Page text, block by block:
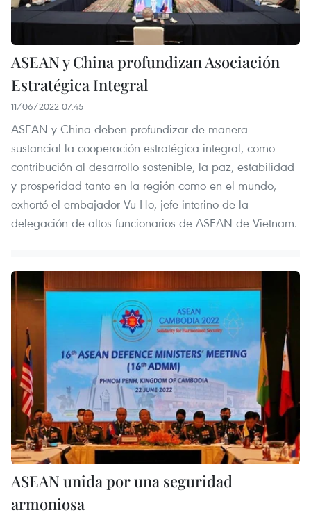
ASEAN y China profundizan Asociación
Estratégica Integral
11/06/2022 07:45
ASEAN y China deben profundizar de manera
sustancial la cooperación estratégica integral, como
contribución al desarrollo sostenible, la paz, estabilidad
y prosperidad tanto en la región como en el mundo,
exhortó el embajador Vu Ho, jefe interino de la
delegación de altos funcionarios de ASEAN de Vietnam.
ASEAN unida por una seguridad
armoniosa